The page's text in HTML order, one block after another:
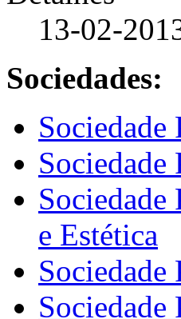
13-02-
Sociedades:
Sociedade
Sociedade
e Estética
Sociedade
Sociedade